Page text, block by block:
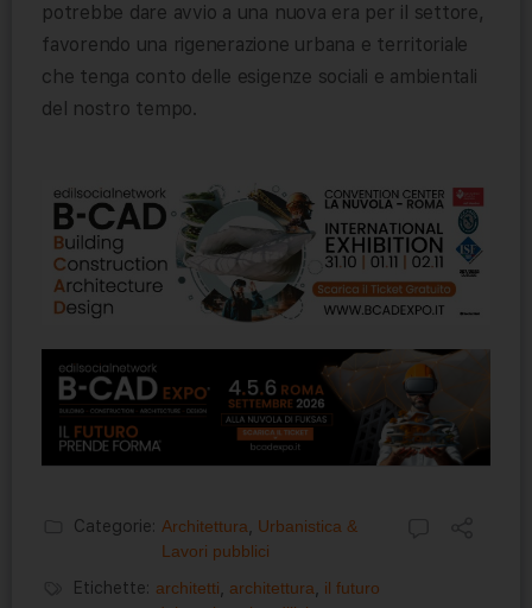
potrebbe dare avvio a una nuova era per il settore,
favorendo una rigenerazione urbana e territoriale
che tenga conto delle esigenze sociali e ambientali
del nostro tempo.
Categorie: Architettura
Urbanistica &
Lavori pubblici
Etichette: architetti architettura
il futuro